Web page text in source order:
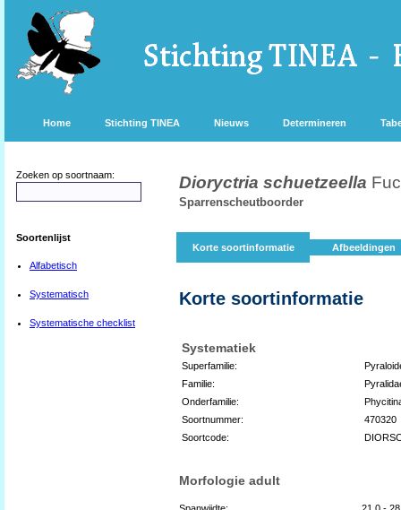
Home Stichting TINEA Nieuws Determineren
Zoeken op soortnaam:
Soortenlijst
Alfabetisch
Systematisch
Systematische checklist
Dioryctria schuetzeella
Sparrenscheutboorder
Korte soortinformatie Afbeeldingen
Korte soortinformatie
Systematiek
Superfamilie:
Familie:
Onderfamilie:
Soortnummer:
470320
Soortcode:
Morfologie adult